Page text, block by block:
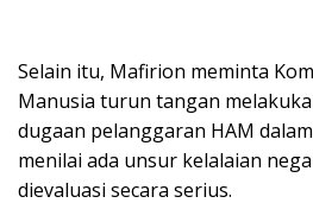
Selain itu, Mafirion meminta
Manusia turun tangan
dugaan pelanggaran HAM
menilai ada unsur kelalaian
dievaluasi secara serius.